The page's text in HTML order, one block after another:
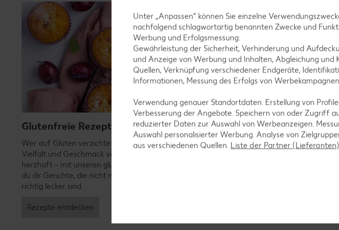
Glutenfreie Rezepte
Wer auf Gluten verzichtet, muss nicht automatisch auf
Vielfalt und Geschmack verzichten. Ob süß oder
herzhaft – mit unseren glutenfreien Rezepten zauberst
du dir Gerichte, die nicht nur verträglich, sondern auch
richtig lecker sind.
Rezepte entdecken
Laktosefreie Rezepte
Laktoseintoleranz muss dich
Unter „Anpassen“ können Sie einzelne
nachfolgend schlagwortartig benannten Zwecke und
Werbung und Erfolgsmessung:
Gewährleistung der Sicherheit, Verhinderung und
und Anzeige von Werbung und Inhalten, Abgleichung
Quellen, Verknüpfung verschiedener Endgeräte,
Informationen, Messung des Erfolgs von
Verwendung genauer Standortdaten. Erstellung von
Verbesserung der Angebote. Speichern von oder Zugriff
reduzierter Daten zur Auswahl von Werbeanzeigen.
Auswahl personalisierter Werbung. Analyse von
aus verschiedenen Quellen. Liste der Partner (Lieferanten)